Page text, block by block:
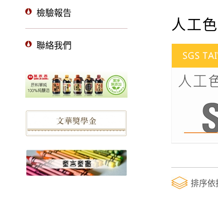
檢驗報告
聯絡我們
人工
排序依